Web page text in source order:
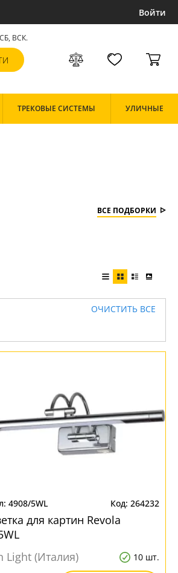
Войти
СБ, ВСК.
ТРЕКОВЫЕ СИСТЕМЫ УЛИЧНЫЕ
ВСЕ ПОДБОРКИ
ОЧИСТИТЬ ВСЕ
4908/5WL 264232
для картин Revola
Light (Италия)
10 шт.